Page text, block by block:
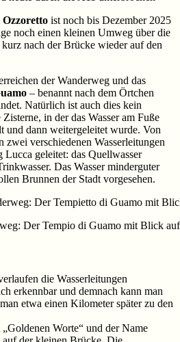
ist noch bis Dezember 2025
noch einen kleinen Umweg über die
nach der Brücke wieder auf den
der Wanderweg und das
– benannt nach dem Örtchen
Natürlich ist auch dies kein
in der das Wasser am Fuße
und dann weitergeleitet wurde. Von
zwei verschiedenen Wasserleitungen
geleitet: das Quellwasser
Das Wasser minderguter
Brunnen der Stadt vorgesehen.
Der Tempio di Guamo mit Blick
die Wasserleitungen
erkennbar und demnach kann man
etwa einen Kilometer später zu den
Worte“ und der Name